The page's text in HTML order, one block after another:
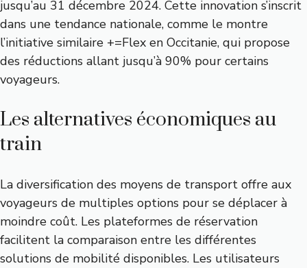
jusqu’au 31 décembre 2024. Cette innovation s’inscrit
dans une tendance nationale, comme le montre
l’initiative similaire +=Flex en Occitanie, qui propose
des réductions allant jusqu’à 90% pour certains
voyageurs.
Les alternatives économiques au
train
La diversification des moyens de transport offre aux
voyageurs de multiples options pour se déplacer à
moindre coût. Les plateformes de réservation
facilitent la comparaison entre les différentes
solutions de mobilité disponibles. Les utilisateurs